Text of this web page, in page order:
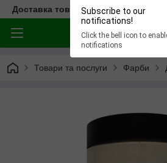
Subscribe to our
notifications!
Click the bell icon to
notifications
Доставка товара по всей Украине
Товари та послуги Фарби